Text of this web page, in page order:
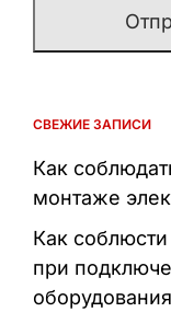
СВЕЖИЕ ЗАПИСИ
Как
монтаже
Как
при
оборудования